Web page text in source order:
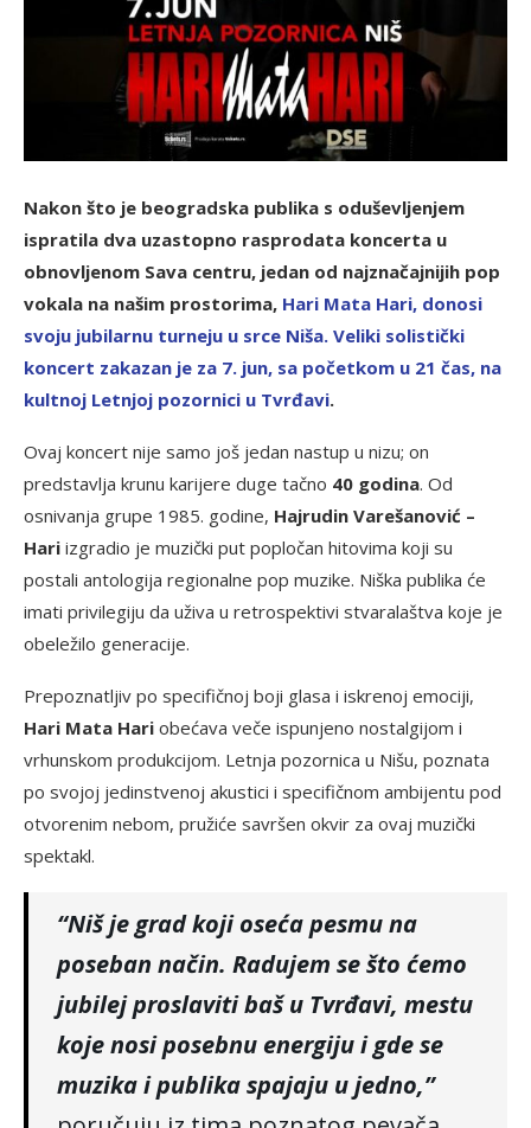
Nakon što je beogradska publika s oduševljenjem
ispratila dva uzastopno rasprodata koncerta u
obnovljenom Sava centru, jedan od najznačajnijih pop
vokala na našim prostorima, Hari Mata Hari, donosi
svoju jubilarnu turneju u srce Niša. Veliki solistički
koncert zakazan je za 7. jun, sa početkom u 21 čas, na
kultnoj Letnjoj pozornici u Tvrđavi.
Ovaj koncert nije samo još jedan nastup u nizu; on
predstavlja krunu karijere duge tačno 40 godina. Od
osnivanja grupe 1985. godine, Hajrudin Varešanović –
Hari izgradio je muzički put popločan hitovima koji su
postali antologija regionalne pop muzike. Niška publika će
imati privilegiju da uživa u retrospektivi stvaralaštva koje je
obeležilo generacije.
Prepoznatljiv po specifičnoj boji glasa i iskrenoj emociji,
Hari Mata Hari obećava veče ispunjeno nostalgijom i
vrhunskom produkcijom. Letnja pozornica u Nišu, poznata
po svojoj jedinstvenoj akustici i specifičnom ambijentu pod
otvorenim nebom, pružiće savršen okvir za ovaj muzički
spektakl.
“Niš je grad koji oseća pesmu na
poseban način. Radujem se što ćemo
jubilej proslaviti baš u Tvrđavi, mestu
koje nosi posebnu energiju i gde se
muzika i publika spajaju u jedno,”